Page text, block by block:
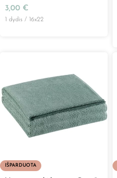
3,00 €
1 dydis / 16x22
IŠPARDUOTA